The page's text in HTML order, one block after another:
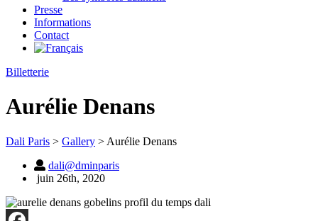
Presse
Informations
Contact
Billetterie
Aurélie Denans
Dali Paris > Gallery > Aurélie Denans
dali@dminparis
juin 26th, 2020